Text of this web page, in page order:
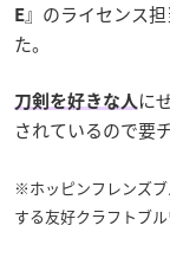
E』のライセンス
た。
刀剣を好きな人 に
されているので要
※ホッピンフレンズ
する友好クラフトブ